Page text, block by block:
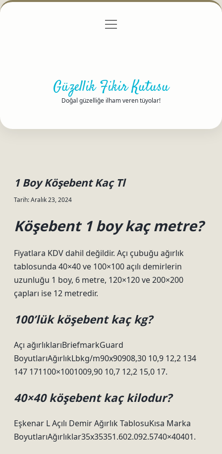
Gizlilik Politikası
menüyü
Güzellik Fikir Kutusu
Doğal güzelliğe ilham veren tüyolar!
1 Boy Köşebent Kaç Tl
Tarih: Aralık 23, 2024
Köşebent 1 boy kaç metre?
Fiyatlara KDV dahil değildir. Açı çubuğu ağırlık
tablosunda 40×40 ve 100×100 açılı demirlerin
uzunluğu 1 boy, 6 metre, 120×120 ve 200×200
çapları ise 12 metredir.
100’lük köşebent kaç kg?
Açı ağırlıklarıBriefmarkGuard
BoyutlarıAğırlıkLbkg/m90x90908,30 10,9 12,2 134
147 171100×1001009,90 10,7 12,2 15,0 17.
40×40 köşebent kaç kilodur?
Eşkenar L Açılı Demir Ağırlık TablosuKısa Marka
BoyutlarıAğırlıklar35x35351.602.092.5740×40401.